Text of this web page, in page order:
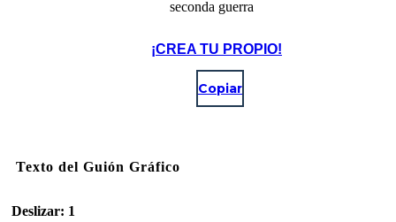
¡CREA TU PROPIO!
Copiar
Texto del Guión Gráfico
Deslizar: 1